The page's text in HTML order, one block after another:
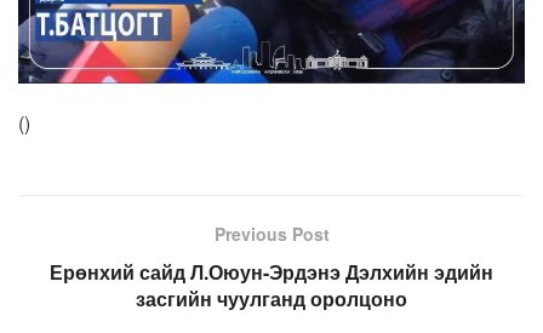
()
Previous Post
Ерөнхий сайд Л.Оюун-Эрдэнэ Дэлхийн эдийн
засгийн чуулганд оролцоно